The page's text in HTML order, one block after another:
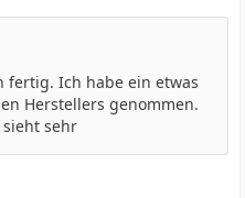
Ich habe ein etwas
Herstellers genommen.
sieht sehr